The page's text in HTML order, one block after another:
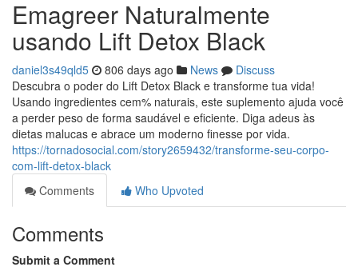
Emagreer Naturalmente
usando Lift Detox Black
daniel3s49qld5 806 days ago News
Discuss
Descubra o poder do Lift Detox Black e transforme tua vida!
Usando ingredientes cem% naturais, este suplemento ajuda você
a perder peso de forma saudável e eficiente. Diga adeus às
dietas malucas e abrace um moderno finesse por vida.
https://tornadosocial.com/story2659432/transforme-seu-corpo-
com-lift-detox-black
Comments
Who Upvoted
Comments
Submit a Comment